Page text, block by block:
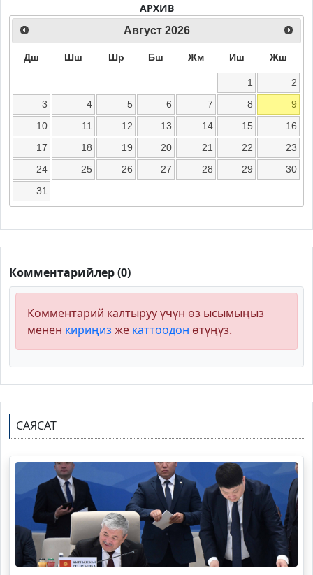
АРХИВ
Август 2026
Дш Шш Шр Бш Жм Иш Жш
1
2
3
4 5 6 7 8
9
10
11 12 13 14 15
16
17
18 19 20 21 22
23
24
25 26 27 28 29
30
31
Комментарийлер (0)
Комментарий калтыруу үчүн өз ысымыңыз
менен кириңиз же каттоодон өтүңүз.
САЯСАТ